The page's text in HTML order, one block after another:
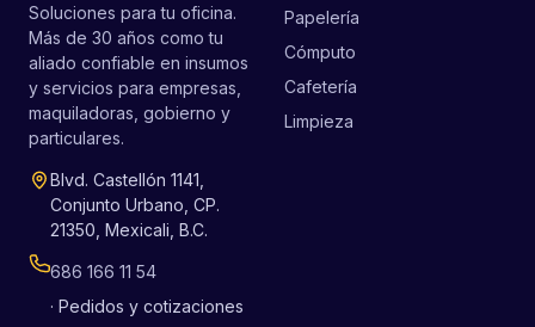
Soluciones para tu oficina.
Más de 30 años como tu
aliado confiable en insumos
y servicios para empresas,
maquiladoras, gobierno y
particulares.
Blvd. Castellón 1141,
Conjunto Urbano, CP.
21350, Mexicali, B.C.
686 166 11 54
· Pedidos y cotizaciones
Papelería
Cómputo
Cafetería
Limpieza